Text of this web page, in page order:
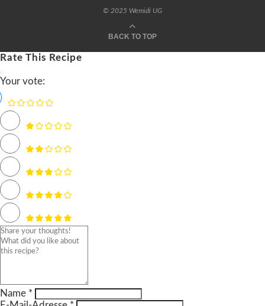
© 2025 Wemidi UG
BACK TO TOP
Rate This Recipe
Your vote:
Name *